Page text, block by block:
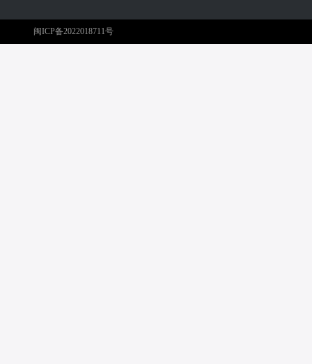
闽ICP备2022018711号